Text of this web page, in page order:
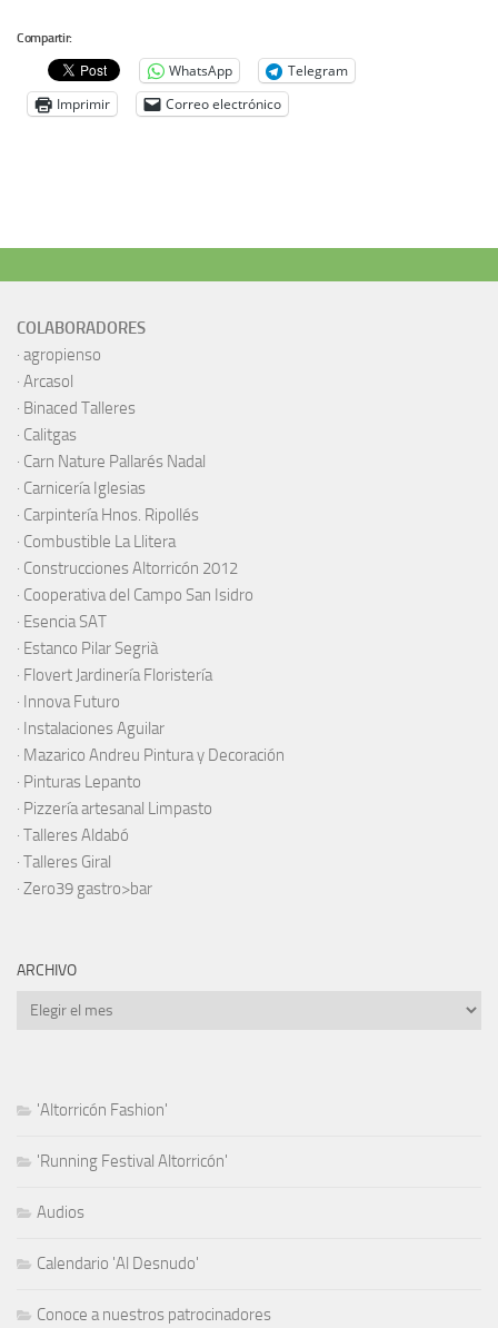
Compartir:
WhatsApp
Telegram
Imprimir
Correo electrónico
COLABORADORES
· agropienso
· Arcasol
· Binaced Talleres
· Calitgas
· Carn Nature Pallarés Nadal
· Carnicería Iglesias
· Carpintería Hnos. Ripollés
· Combustible La Llitera
· Construcciones Altorricón 2012
· Cooperativa del Campo San Isidro
· Esencia SAT
· Estanco Pilar Segrià
· Flovert Jardinería Floristería
· Innova Futuro
· Instalaciones Aguilar
· Mazarico Andreu Pintura y Decoración
· Pinturas Lepanto
· Pizzería artesanal Limpasto
· Talleres Aldabó
· Talleres Giral
· Zero39 gastro>bar
ARCHIVO
Archivo
'Altorricón Fashion'
'Running Festival Altorricón'
Audios
Calendario 'Al Desnudo'
Conoce a nuestros patrocinadores